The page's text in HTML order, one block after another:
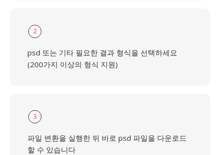
2
psd 또는 기타 필요한 결과 형식을 선택하세요
(200가지 이상의 형식 지원)
3
파일 변환을 실행한 뒤 바로 psd 파일을 다운로드
할 수 있습니다